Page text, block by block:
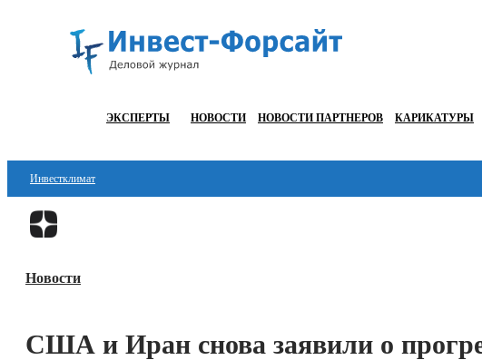
ЭКСПЕРТЫ НОВОСТИ НОВОСТИ ПАРТНЕРОВ КАРИКАТУРЫ
Инвестклимат
Финансы
Блокчейн
Новости
США и Иран снова заявили о